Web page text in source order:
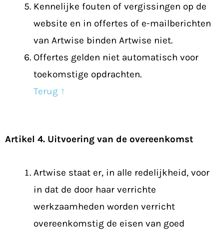
Kennelijke fouten of vergissingen op de
website en in offertes of e-mailberichten
van Artwise binden Artwise niet.
Offertes gelden niet automatisch voor
toekomstige opdrachten.
Terug ↑
Artikel 4. Uitvoering van de overeenkomst
Artwise staat er, in alle redelijkheid, voor
in dat de door haar verrichte
werkzaamheden worden verricht
overeenkomstig de eisen van goed